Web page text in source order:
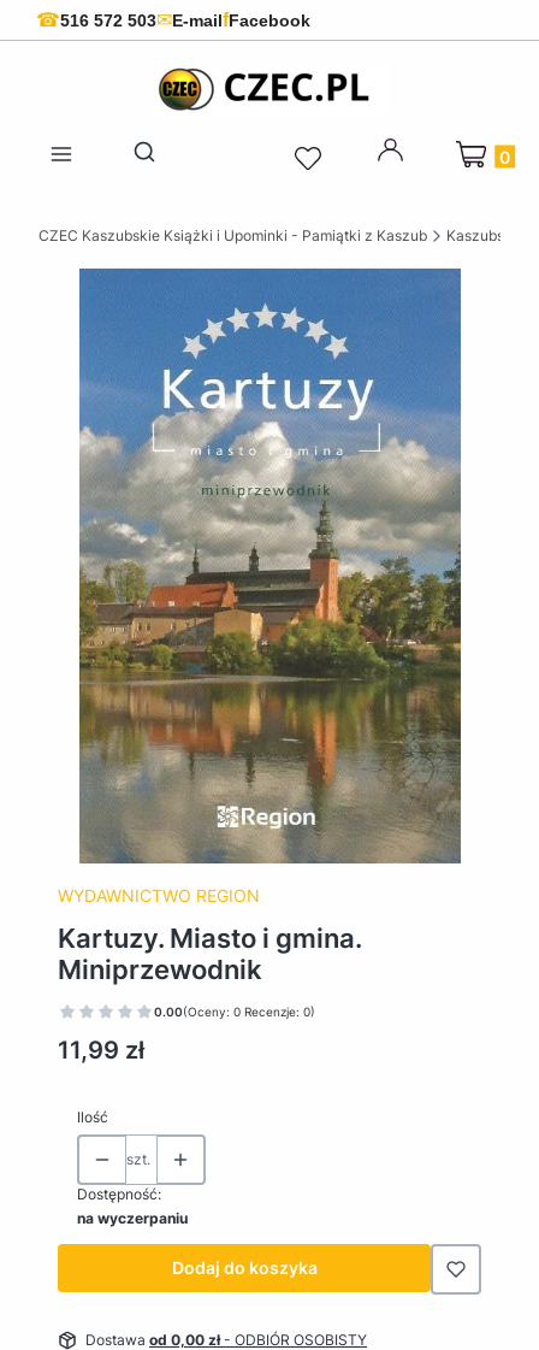
☎516 572 503✉E-mailfFacebook
Otwórz wyszukiwarkę
Produkty
CZEC Kaszubskie Książki i Upominki - Pamiątki z Kaszub Kaszubskie
WYDAWNICTWO REGION
Kartuzy. Miasto i gmina.
Miniprzewodnik
0.00(Oceny: 0 Recenzje: 0)
Cena
11,99 zł
Ilość
szt.
Dostępność:
na wyczerpaniu
Dodaj do koszyka
Dostawa od 0,00 zł- ODBIÓR OSOBISTY